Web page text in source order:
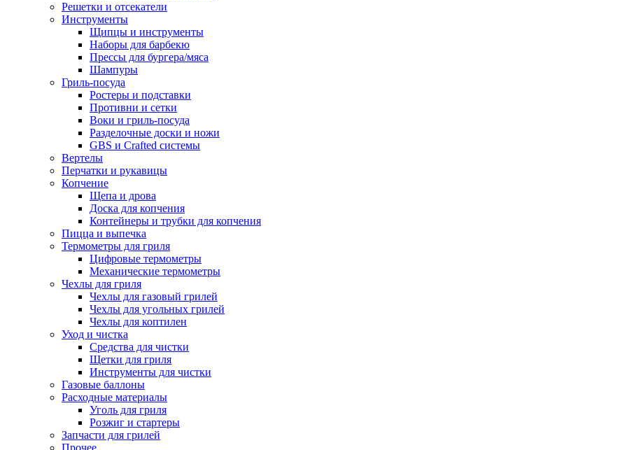
Решетки и отсекатели
Инструменты
Щипцы и инструменты
Наборы для барбекю
Прессы для бургера/мяса
Шампуры
Гриль-посуда
Ростеры и подставки
Противни и сетки
Воки и гриль-посуда
Разделочные доски и ножи
GBS и Crafted системы
Вертелы
Перчатки и рукавицы
Копчение
Щепа и дрова
Доска для копчения
Контейнеры и трубки для копчения
Пицца и выпечка
Термометры для гриля
Цифровые термометры
Механические термометры
Чехлы для гриля
Чехлы для газовый грилей
Чехлы для угольных грилей
Чехлы для коптилен
Уход и чистка
Средства для чистки
Щетки для гриля
Инструменты для чистки
Газовые баллоны
Расходные материалы
Уголь для гриля
Розжиг и стартеры
Запчасти для грилей
Прочее